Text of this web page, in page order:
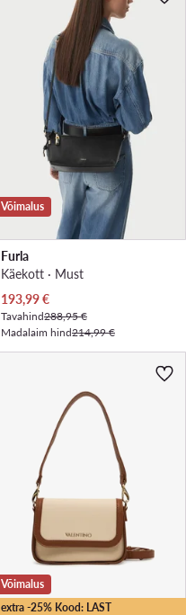
Võimalus
Furla
Käekott · Must
Praegune hind
193,99€
Tavahind288,95 €
Madalaim hind214,99 €
extra -25% Kood: LAST
Võimalus